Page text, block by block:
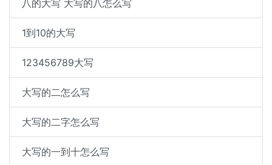
八的大写 大写的八怎么写
1到10的大写
123456789大写
大写的二怎么写
大写的二字怎么写
大写的一到十怎么写